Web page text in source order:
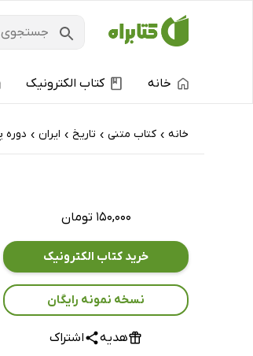
خانه کتاب الکترونیک
خانه › کتاب‌ متنی › تاریخ › ایران › دوره
۱۵۰,۰۰۰ تومان
خرید کتاب الکترونیک
نسخه نمونه رایگان
هدیه اشتراک